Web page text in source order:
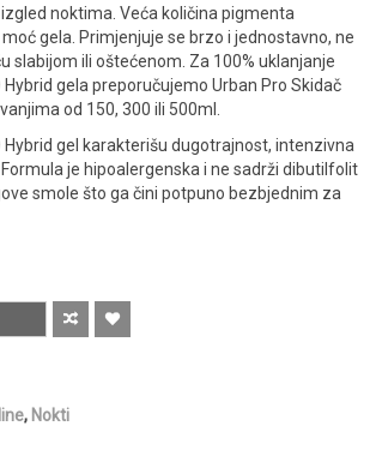
noktima. Veća količina pigmenta
gela. Primjenjuje se brzo i jednostavno, ne
slabijom ili oštećenom. Za 100% uklanjanje
Hybrid gela preporučujemo Urban Pro Skidač
od 150, 300 ili 500ml.
Hybrid gel karakterišu dugotrajnost, intenzivna
Formula je hipoalergenska i ne sadrži dibutilfolit
smole što ga čini potpuno bezbjednim za
, Nokti